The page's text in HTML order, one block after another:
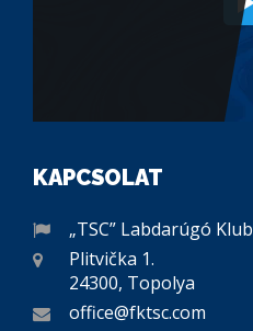
KAPCSOLAT
„TSC” Labdarúgó Klub
Plitvička 1.
24300, Topolya
office@fktsc.com